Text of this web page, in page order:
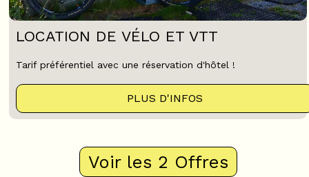
LOCATION DE VÉLO ET VTT
Tarif préférentiel avec une réservation d'hôtel !
PLUS D'INFOS
Voir les 2 Offres